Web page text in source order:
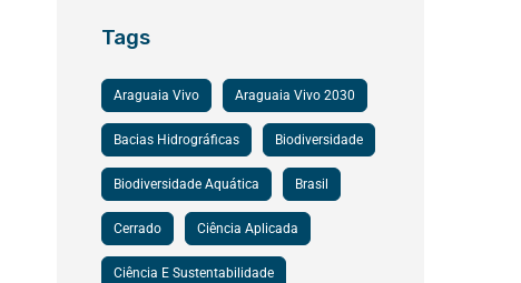
Tags
Araguaia Vivo Araguaia Vivo 2030
Bacias Hidrográficas Biodiversidade
Biodiversidade Aquática Brasil
Cerrado Ciência Aplicada
Ciência E Sustentabilidade